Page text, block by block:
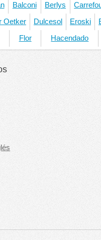
Balconi Berlys
Oetker Dulcesol Eroski
Flor Hacendado